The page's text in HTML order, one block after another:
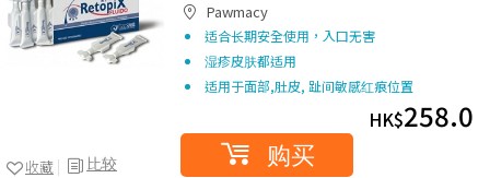
比较
收藏
Pawmacy
适合长期安全使用，入囗无害
湿疹皮肤都适用
适用于面部,肚皮, 趾间敏感红痕位置
HK$258.0
购买